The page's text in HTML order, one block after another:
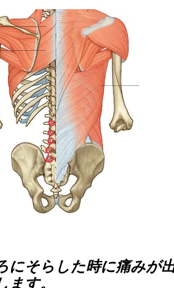
にそらした時に痛みが
す。